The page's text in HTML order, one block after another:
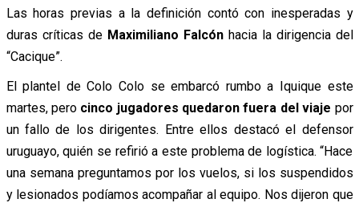
Las horas previas a la definición contó con inesperadas y
duras críticas de Maximiliano Falcónhacia la dirigencia del
“Cacique”.
El plantel de Colo Colo se embarcó rumbo a Iquique este
martes, pero cinco jugadores quedaron fuera del viaje por
un fallo de los dirigentes. Entre ellos destacó el defensor
uruguayo, quién se refirió a este problema de logística. “Hace
una semana preguntamos por los vuelos, si los suspendidos
y lesionados podíamos acompañar al equipo. Nos dijeron que